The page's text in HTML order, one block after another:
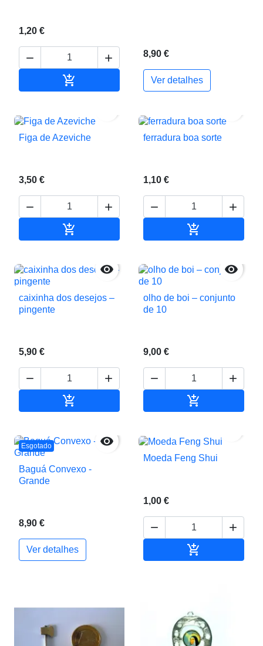
1,20 €
 
 Adicionar ao carrinho
8,90 €
Ver detalhes
Figa de Azeviche
3,50 €
 

ferradura boa sorte
1,10 €
 


caixinha dos desejos –
pingente
5,90 €
 


olho de boi – conjunto
de 10
9,00 €
 

Esgotado 
Baguá Convexo -
Grande
8,90 €
Ver detalhes
Moeda Feng Shui
1,00 €
 
